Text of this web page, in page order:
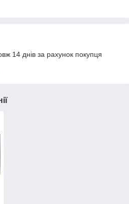
14 днів за рахунок покупця